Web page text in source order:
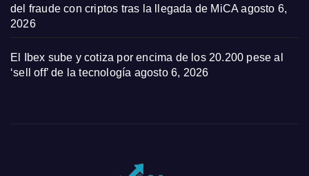
del fraude con criptos tras la llegada de MiCA agosto 6,
2026
El Ibex sube y cotiza por encima de los 20.200 pese al
‘sell off’ de la tecnología agosto 6, 2026